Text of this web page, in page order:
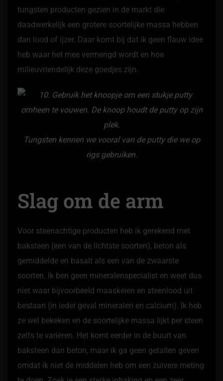
tungsten producten gezien in de markt die
daadwerkelijk een grotere soortelijke massa hebben
dan lood of ijzer. Daar komt bij dat ik geen flauw idee
heb waar het mee vermengd wordt en hoe
milieuvriendelijk deze goedjes zijn.
Tungsten kennen we vooral van de putty die we op
rigs gebruiken.
Slag om de arm
Voor steenachtige producten heb ik gerekend met
baksteen (een van de lichtste soorten), beton als
gemiddelde en basalt als een van de zwaarste
soorten. Ik ben geen mineralenspecialist en weet dus
niet waar bijvoorbeeld maaskeien en steenlood uit
bestaan (in ieder geval mineralen en calcium). Ik heb
ze wel bekeken en de soortelijke massa lijkt per steen
zelfs te variëren. Het komt eerder in de buurt van
baksteen dan beton, maar ik ga geen getallen geven
omdat ik niet de middelen heb om een zuivere meting